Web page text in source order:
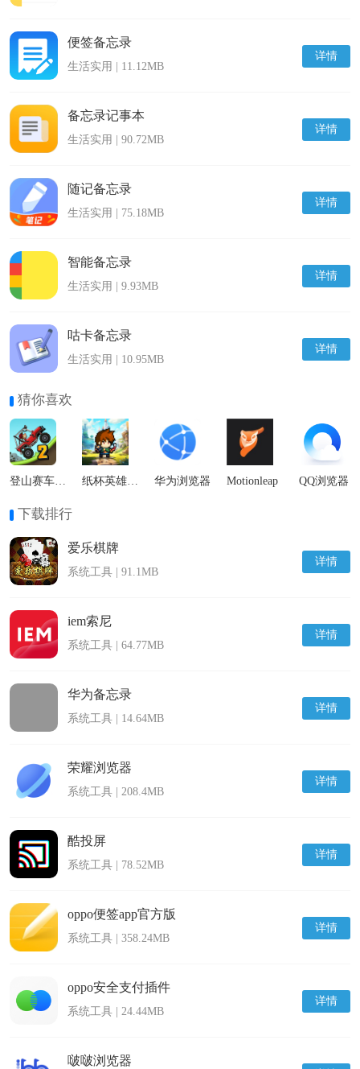
详情
便签备忘录
生活实用 | 11.12MB
详情
备忘录记事本
生活实用 | 90.72MB
详情
随记备忘录
生活实用 | 75.18MB
详情
智能备忘录
生活实用 | 9.93MB
详情
咕卡备忘录
生活实用 | 10.95MB
猜你喜欢
华为浏览器 Motionleap QQ浏览器
下载排行
详情
爱乐棋牌
系统工具 | 91.1MB
详情
iem索尼
系统工具 | 64.77MB
详情
华为备忘录
系统工具 | 14.64MB
详情
荣耀浏览器
系统工具 | 208.4MB
详情
酷投屏
系统工具 | 78.52MB
详情
oppo便签app官方版
系统工具 | 358.24MB
详情
oppo安全支付插件
系统工具 | 24.44MB
啵啵浏览器